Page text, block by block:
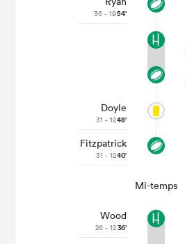
36 - 1954'
Doyle
31 - 1248'
Fitzpatrick
31 - 1240'
Mi-temps
Wood
26 - 1236'